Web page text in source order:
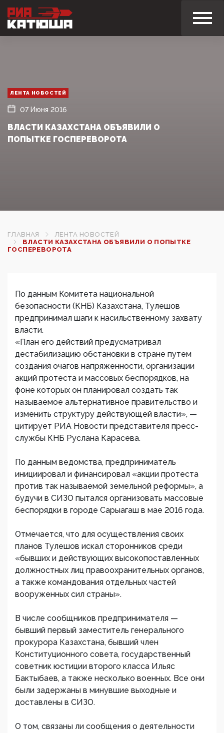
ЛЕНТА НОВОСТЕЙ
07 Июня 2016
ВЛАСТИ КАЗАХСТАНА ОБЪЯВИЛИ О
ПОПЫТКЕ ГОСПЕРЕВОРОТА
ГЛАВНАЯ
ЛЕНТА НОВОСТЕЙ
ВЛАСТИ КАЗАХСТАНА ОБЪЯВИЛИ О ПОПЫТКЕ
ГОСПЕРЕВОРОТА
По данным Комитета национальной
безопасности (КНБ) Казахстана, Тулешов
предпринимал шаги к насильственному захвату
власти.
«План его действий предусматривал
дестабилизацию обстановки в стране путем
создания очагов напряженности, организации
акций протеста и массовых беспорядков, на
фоне которых он планировал создать так
называемое альтернативное правительство и
изменить структуру действующей власти», —
цитирует РИА Новости представителя пресс-
службы КНБ Руслана Карасева.
По данным ведомства, предприниматель
инициировал и финансировал «акции протеста
против так называемой земельной реформы», а
будучи в СИЗО пытался организовать массовые
беспорядки в городе Сарыагаш в мае 2016 года.
Отмечается, что для осуществления своих
планов Тулешов искал сторонников среди
«бывших и действующих высокопоставленных
должностных лиц правоохранительных органов,
а также командования отдельных частей
вооруженных сил страны».
В числе сообщников предпринимателя —
бывший первый заместитель генерального
прокурора Казахстана, бывший член
Конституционного совета, государственный
советник юстиции второго класса Ильяс
Бактыбаев, а также несколько военных. Все они
были задержаны в минувшие выходные и
доставлены в СИЗО.
О том, связаны ли сообщения о деятельности